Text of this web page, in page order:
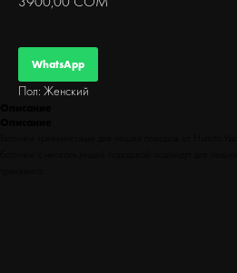
WhatsApp
Пол: Женский